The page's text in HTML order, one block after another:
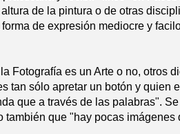
de la pintura o de otras
de expresión mediocre y
Fotografía es un Arte o no, otros
tan sólo apretar un botón y quien
que a través de las palabras".
también que "hay pocas